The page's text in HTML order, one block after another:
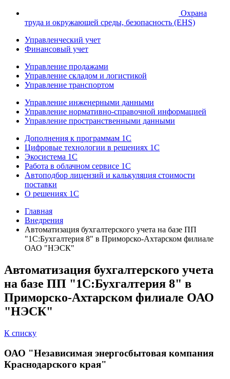
Охрана
труда и окружающей среды, безопасность (EHS)
Управленческий учет
Финансовый учет
Управление продажами
Управление складом и логистикой
Управление транспортом
Управление инженерными данными
Управление нормативно-справочной информацией
Управление пространственными данными
Дополнения к программам 1С
Цифровые технологии в решениях 1С
Экосистема 1С
Работа в облачном сервисе 1С
Автоподбор лицензий и калькуляция стоимости
поставки
О решениях 1С
Главная
Внедрения
Автоматизация бухгалтерского учета на базе ПП
"1С:Бухгалтерия 8" в Приморско-Ахтарском филиале
ОАО "НЭСК"
Автоматизация бухгалтерского учета
на базе ПП "1С:Бухгалтерия 8" в
Приморско-Ахтарском филиале ОАО
"НЭСК"
К списку
ОАО "Независимая энергосбытовая компания
Краснодарского края"